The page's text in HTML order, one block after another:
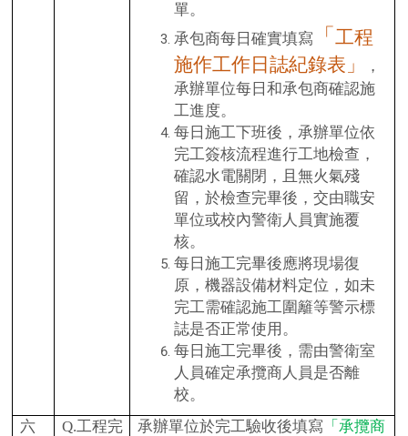
單。
承包商每日確實填寫
「 工程
施作工作日誌紀錄表 」
，
承辦單位每日和承包商確認施
工進度。
每日施工下班後，承辦單位依
完工簽核流程進行工地檢查，
確認水電關閉，且無火氣殘
留，於檢查完畢後，交由職安
單位或校內警衛人員實施覆
核。
每日施工完畢後應將現場復
原，機器設備材料定位，如未
完工需確認施工圍籬等警示標
誌是否正常使用。
每日施工完畢後，需由警衛室
人員確定承攬商人員是否離
校。
六
Q.工程完
承辦單位於完工驗收後填寫 「 承攬商